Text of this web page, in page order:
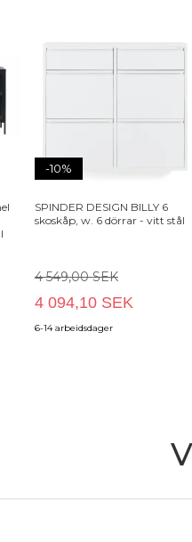
-10%
SPINDER DESIGN BILLY 6
skoskåp, w. 6 dörrar - vitt stål
4 549,00 SEK
4 094,10 SEK
6-14 arbeidsdager